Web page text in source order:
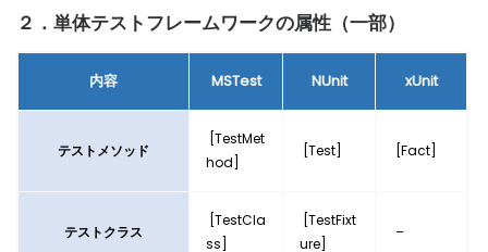
２． 単体テストフレームワークの属性（一部）
内容 MSTest NUnit xUnit
テストメソッド
[TestMet
hod]
[Test] [Fact]
テストクラス
[TestCla
ss]
[TestFixt
ure]
–